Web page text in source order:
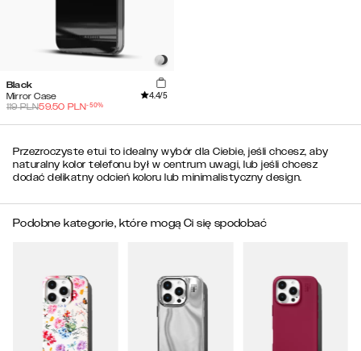
Black
Mirror Case
4.4/5
119PLN59.50 PLN-50%
Przezroczyste etui to idealny wybór dla Ciebie, jeśli chcesz, aby
naturalny kolor telefonu był w centrum uwagi, lub jeśli chcesz
dodać delikatny odcień koloru lub minimalistyczny design.
Podobne kategorie, które mogą Ci się spodobać